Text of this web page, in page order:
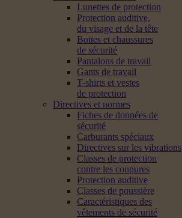
Lunettes de protection
Protection auditive,
du visage et de la tête
Bottes et chaussures
de sécurité
Pantalons de travail
Gants de travail
T-shirts et vestes
de protection
Directives et normes
Fiches de données de
sécurité
Carburants spéciaux
Directives sur les vibrations
Classes de protection
contre les coupures
Protection auditive
Classes de poussière
Caractéristiques des
vêtements de sécurité